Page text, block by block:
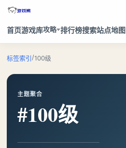
首页游戏库攻略 排行榜搜索站点地图
标签索引/100级
主题聚合
#100级